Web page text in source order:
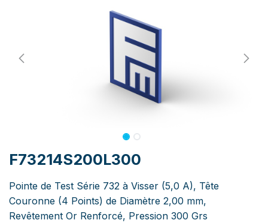
F73214S200L300
Pointe de Test Série 732 à Visser (5,0 A), Tête
Couronne (4 Points) de Diamètre 2,00 mm,
Revêtement Or Renforcé, Pression 300 Grs